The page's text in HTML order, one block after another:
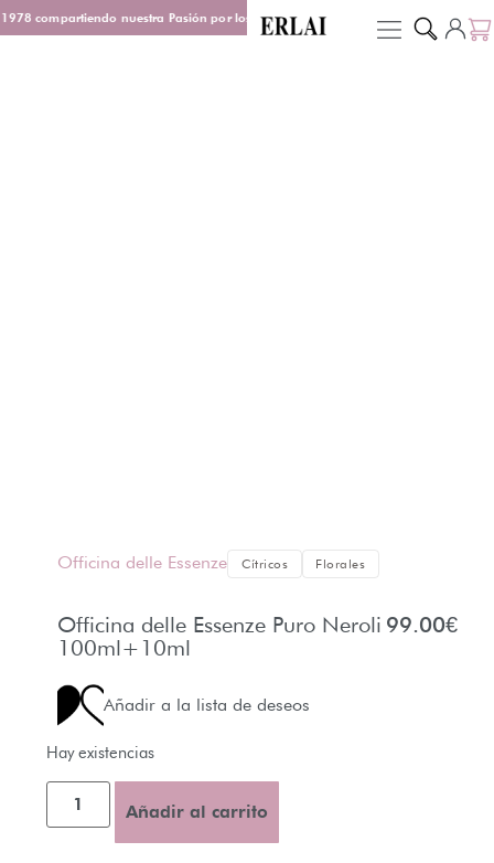
compartiendo nuestra Pasión por los Perfumes Entrega en 48/72 h
Officina delle Essenze Cítricos Florales
Officina delle Essenze Puro Neroli
100ml+10ml
99.00€
Añadir a la lista de deseos
Hay existencias
Añadir al carrito